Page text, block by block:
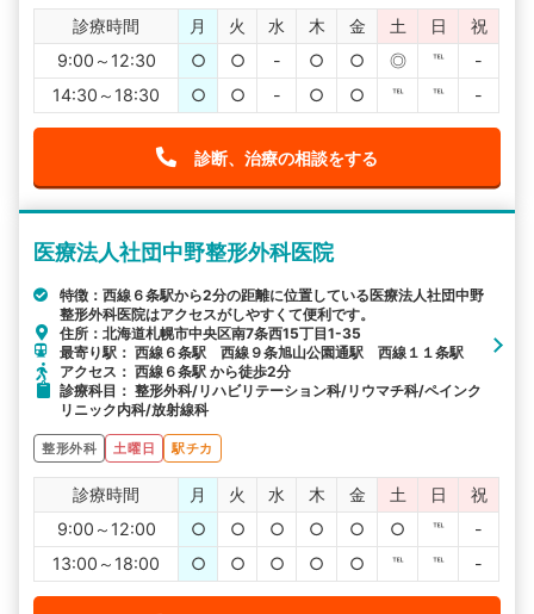
診療時間 月 火 水 木 金 土 日
祝
9:00～12:30
○ ○ - ○ ○ ◎ ℡
-
14:30～18:30
○ ○ - ○ ○ ℡ ℡ -
診断、治療の相談をする
医療法人社団中野整形外科医院
特徴：西線６条駅から2分の距離に位置している医療法人社団中野
整形外科医院はアクセスがしやすくて便利です。
住所：北海道札幌市中央区南7条西15丁目1-35
最寄り駅： 西線６条駅 西線９条旭山公園通駅 西線１１条駅
アクセス： 西線６条駅 から徒歩2分
診療科目： 整形外科/リハビリテーション科/リウマチ科/ペインク
リニック内科/放射線科
整形外科 土曜日 駅チカ
診療時間 月 火 水 木 金 土 日
祝
9:00～12:00
○ ○ ○ ○ ○ ○ ℡
-
13:00～18:00
○ ○ ○ ○ ○ ℡ ℡ -